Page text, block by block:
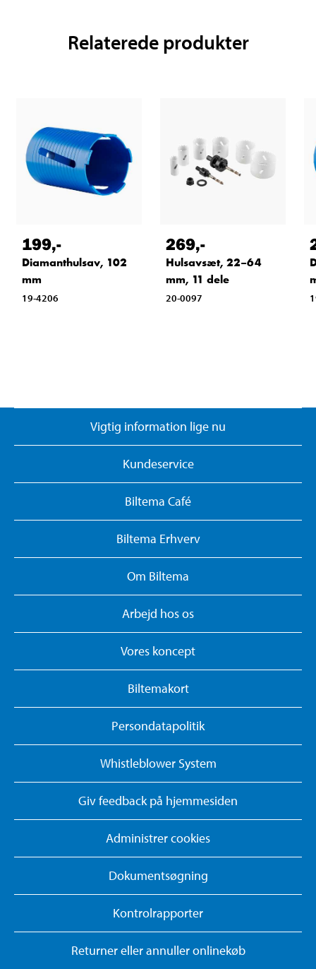
Relaterede produkter
199,-
Diamanthulsav, 102
mm
19-4206
269,-
Hulsavsæt, 22–64
mm, 11 dele
20-0097
Vigtig information lige nu
Kundeservice
Biltema Café
Biltema Erhverv
Om Biltema
Arbejd hos os
Vores koncept
Biltemakort
Persondatapolitik
Whistleblower System
Giv feedback på hjemmesiden
Administrer cookies
Dokumentsøgning
Kontrolrapporter
Returner eller annuller onlinekøb